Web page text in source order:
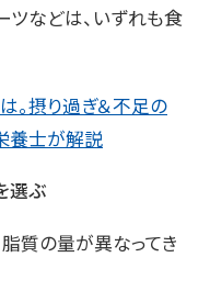
ツなどは、いずれも食
。摂り過ぎ＆不足の
養士が解説
選ぶ
質の量が異なってき